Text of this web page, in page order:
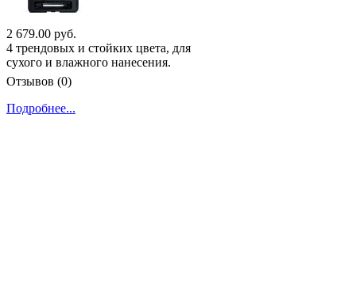
2 679.00 руб.
4 трендовых и стойких цвета, для
сухого и влажного нанесения.
Отзывов (0)
Подробнее...